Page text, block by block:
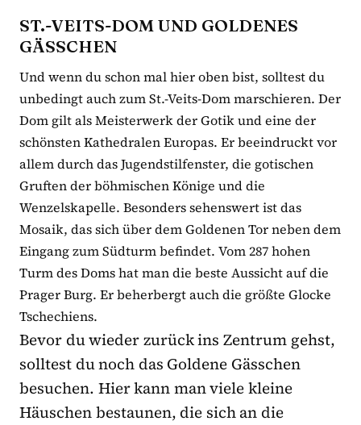
ST.-VEITS-DOM UND GOLDENES
GÄSSCHEN
Und wenn du schon mal hier oben bist, solltest du
unbedingt auch zum St.-Veits-Dom marschieren. Der
Dom gilt als Meisterwerk der Gotik und eine der
schönsten Kathedralen Europas. Er beeindruckt vor
allem durch das Jugendstilfenster, die gotischen
Gruften der böhmischen Könige und die
Wenzelskapelle. Besonders sehenswert ist das
Mosaik, das sich über dem Goldenen Tor neben dem
Eingang zum Südturm befindet. Vom 287 hohen
Turm des Doms hat man die beste Aussicht auf die
Prager Burg. Er beherbergt auch die größte Glocke
Tschechiens.
Bevor du wieder zurück ins Zentrum gehst,
solltest du noch das Goldene Gässchen
besuchen. Hier kann man viele kleine
Häuschen bestaunen, die sich an die